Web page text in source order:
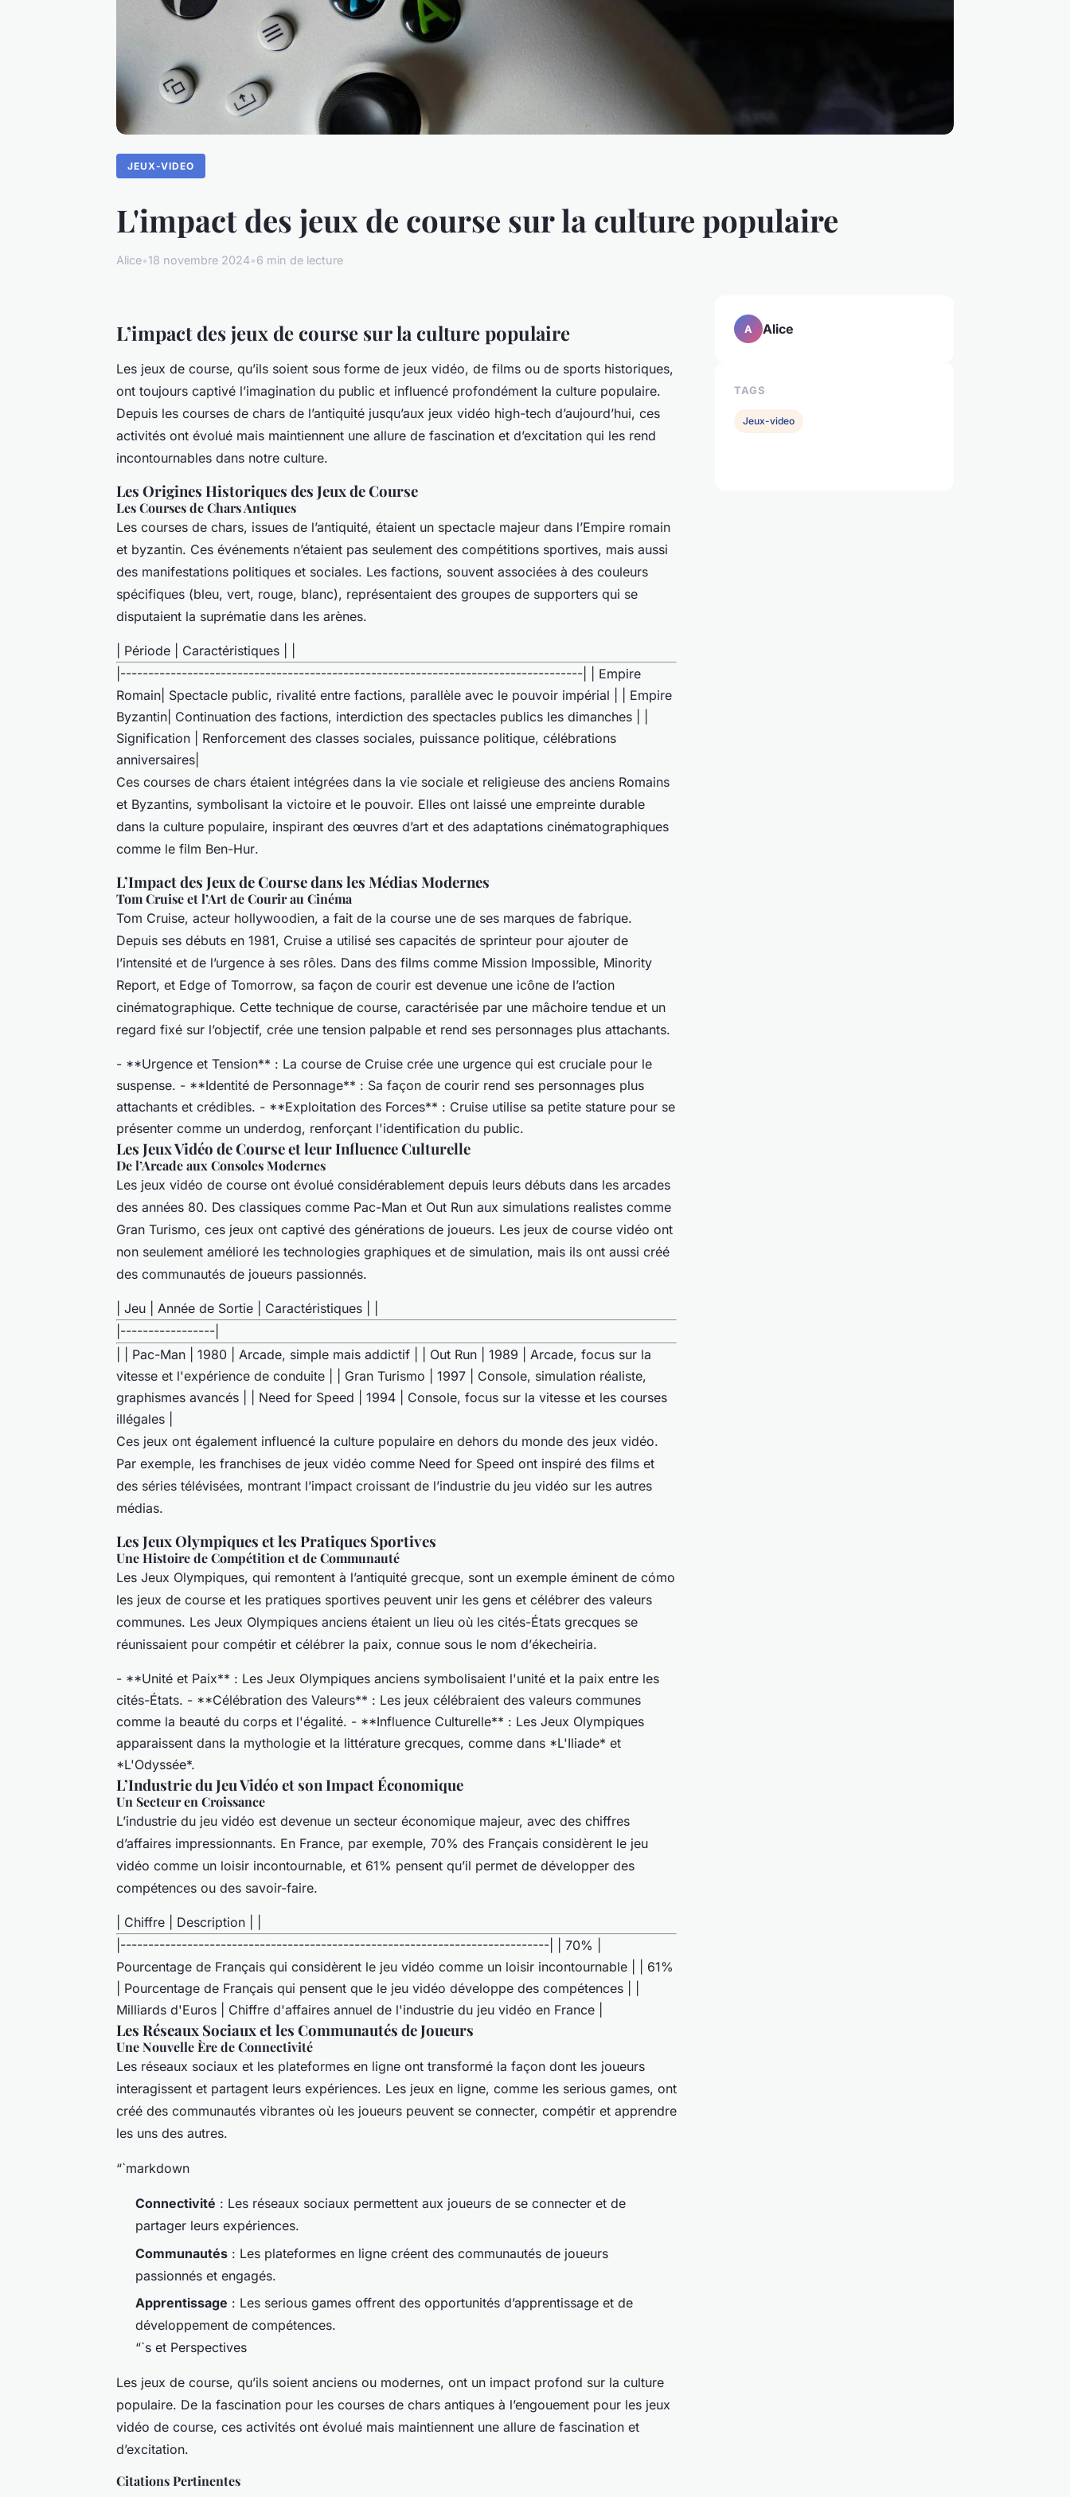
JEUX-VIDEO
L'impact des jeux de course sur la culture populaire
Alice•18 novembre 2024•6 min de lecture
L’impact des jeux de course sur la culture populaire
Les jeux de course, qu’ils soient sous forme de jeux vidéo, de films ou de sports historiques,
ont toujours captivé l’imagination du public et influencé profondément la culture populaire.
Depuis les courses de chars de l’antiquité jusqu’aux jeux vidéo high-tech d’aujourd’hui, ces
activités ont évolué mais maintiennent une allure de fascination et d’excitation qui les rend
incontournables dans notre culture.
Les Origines Historiques des Jeux de Course
Les Courses de Chars Antiques
Les courses de chars, issues de l’antiquité, étaient un spectacle majeur dans l’Empire romain
et byzantin. Ces événements n’étaient pas seulement des compétitions sportives, mais aussi
des manifestations politiques et sociales. Les factions, souvent associées à des couleurs
spécifiques (bleu, vert, rouge, blanc), représentaient des groupes de supporters qui se
disputaient la suprématie dans les arènes.
| Période | Caractéristiques | |
|-----------------------------------------------------------------------------------| | Empire
Romain| Spectacle public, rivalité entre factions, parallèle avec le pouvoir impérial | | Empire
Byzantin| Continuation des factions, interdiction des spectacles publics les dimanches | |
Signification | Renforcement des classes sociales, puissance politique, célébrations
anniversaires|
Ces courses de chars étaient intégrées dans la vie sociale et religieuse des anciens Romains
et Byzantins, symbolisant la victoire et le pouvoir. Elles ont laissé une empreinte durable
dans la culture populaire, inspirant des œuvres d’art et des adaptations cinématographiques
comme le film Ben-Hur.
L’Impact des Jeux de Course dans les Médias Modernes
Tom Cruise et l’Art de Courir au Cinéma
Tom Cruise, acteur hollywoodien, a fait de la course une de ses marques de fabrique.
Depuis ses débuts en 1981, Cruise a utilisé ses capacités de sprinteur pour ajouter de
l’intensité et de l’urgence à ses rôles. Dans des films comme Mission Impossible, Minority
Report, et Edge of Tomorrow, sa façon de courir est devenue une icône de l’action
cinématographique. Cette technique de course, caractérisée par une mâchoire tendue et un
regard fixé sur l’objectif, crée une tension palpable et rend ses personnages plus attachants.
- **Urgence et Tension** : La course de Cruise crée une urgence qui est cruciale pour le
suspense. - **Identité de Personnage** : Sa façon de courir rend ses personnages plus
attachants et crédibles. - **Exploitation des Forces** : Cruise utilise sa petite stature pour se
présenter comme un underdog, renforçant l'identification du public.
Les Jeux Vidéo de Course et leur Influence Culturelle
De l’Arcade aux Consoles Modernes
Les jeux vidéo de course ont évolué considérablement depuis leurs débuts dans les arcades
des années 80. Des classiques comme Pac-Man et Out Run aux simulations realistes comme
Gran Turismo, ces jeux ont captivé des générations de joueurs. Les jeux de course vidéo ont
non seulement amélioré les technologies graphiques et de simulation, mais ils ont aussi créé
des communautés de joueurs passionnés.
| Jeu | Année de Sortie | Caractéristiques | |
|-----------------|
| | Pac-Man | 1980 | Arcade, simple mais addictif | | Out Run | 1989 | Arcade, focus sur la
vitesse et l'expérience de conduite | | Gran Turismo | 1997 | Console, simulation réaliste,
graphismes avancés | | Need for Speed | 1994 | Console, focus sur la vitesse et les courses
illégales |
Ces jeux ont également influencé la culture populaire en dehors du monde des jeux vidéo.
Par exemple, les franchises de jeux vidéo comme Need for Speed ont inspiré des films et
des séries télévisées, montrant l’impact croissant de l’industrie du jeu vidéo sur les autres
médias.
Les Jeux Olympiques et les Pratiques Sportives
Une Histoire de Compétition et de Communauté
Les Jeux Olympiques, qui remontent à l’antiquité grecque, sont un exemple éminent de cómo
les jeux de course et les pratiques sportives peuvent unir les gens et célébrer des valeurs
communes. Les Jeux Olympiques anciens étaient un lieu où les cités-États grecques se
réunissaient pour compétir et célébrer la paix, connue sous le nom d’ékecheiria.
- **Unité et Paix** : Les Jeux Olympiques anciens symbolisaient l'unité et la paix entre les
cités-États. - **Célébration des Valeurs** : Les jeux célébraient des valeurs communes
comme la beauté du corps et l'égalité. - **Influence Culturelle** : Les Jeux Olympiques
apparaissent dans la mythologie et la littérature grecques, comme dans *L'Iliade* et
*L'Odyssée*.
L’Industrie du Jeu Vidéo et son Impact Économique
Un Secteur en Croissance
L’industrie du jeu vidéo est devenue un secteur économique majeur, avec des chiffres
d’affaires impressionnants. En France, par exemple, 70% des Français considèrent le jeu
vidéo comme un loisir incontournable, et 61% pensent qu’il permet de développer des
compétences ou des savoir-faire.
| Chiffre | Description | |
|-----------------------------------------------------------------------------| | 70% |
Pourcentage de Français qui considèrent le jeu vidéo comme un loisir incontournable | | 61%
| Pourcentage de Français qui pensent que le jeu vidéo développe des compétences | |
Milliards d'Euros | Chiffre d'affaires annuel de l'industrie du jeu vidéo en France |
Les Réseaux Sociaux et les Communautés de Joueurs
Une Nouvelle Ère de Connectivité
Les réseaux sociaux et les plateformes en ligne ont transformé la façon dont les joueurs
interagissent et partagent leurs expériences. Les jeux en ligne, comme les serious games, ont
créé des communautés vibrantes où les joueurs peuvent se connecter, compétir et apprendre
les uns des autres.
“`markdown
Connectivité : Les réseaux sociaux permettent aux joueurs de se connecter et de
partager leurs expériences.
Communautés : Les plateformes en ligne créent des communautés de joueurs
passionnés et engagés.
Apprentissage : Les serious games offrent des opportunités d’apprentissage et de
développement de compétences.
“`s et Perspectives
Les jeux de course, qu’ils soient anciens ou modernes, ont un impact profond sur la culture
populaire. De la fascination pour les courses de chars antiques à l’engouement pour les jeux
vidéo de course, ces activités ont évolué mais maintiennent une allure de fascination et
d’excitation.
Citations Pertinentes
A Alice
TAGS
Jeux-video